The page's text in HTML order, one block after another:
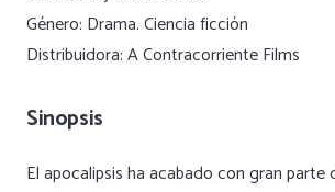
Género: Drama. Ciencia ficción
Distribuidora: A Contracorriente Films
Sinopsis
El apocalipsis ha acabado con gran parte